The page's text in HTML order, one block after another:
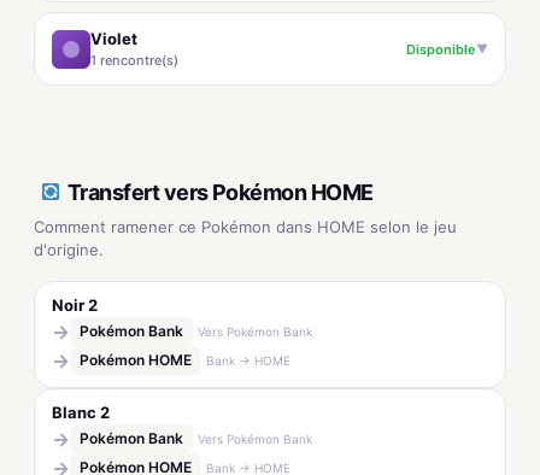
Violet
1 rencontre(s)
Disponible▼
Transfert vers Pokémon HOME
Comment ramener ce Pokémon dans HOME selon le jeu
d'origine.
Noir 2
→ Pokémon Bank Vers Pokémon Bank
→ Pokémon HOME Bank → HOME
Blanc 2
→ Pokémon Bank Vers Pokémon Bank
→ Pokémon HOME Bank → HOME